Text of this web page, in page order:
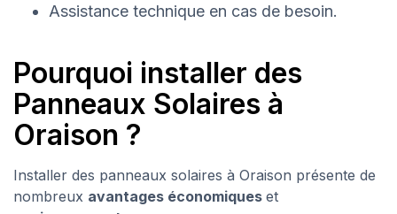
Assistance technique en cas de besoin.
Pourquoi installer des
Panneaux Solaires à
Oraison ?
Installer des panneaux solaires à Oraison présente de
nombreux avantages économiques et